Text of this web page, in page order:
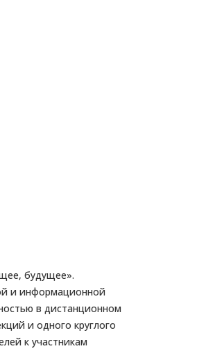
будущее».
и информационной
в дистанционном
и одного круглого
к участникам